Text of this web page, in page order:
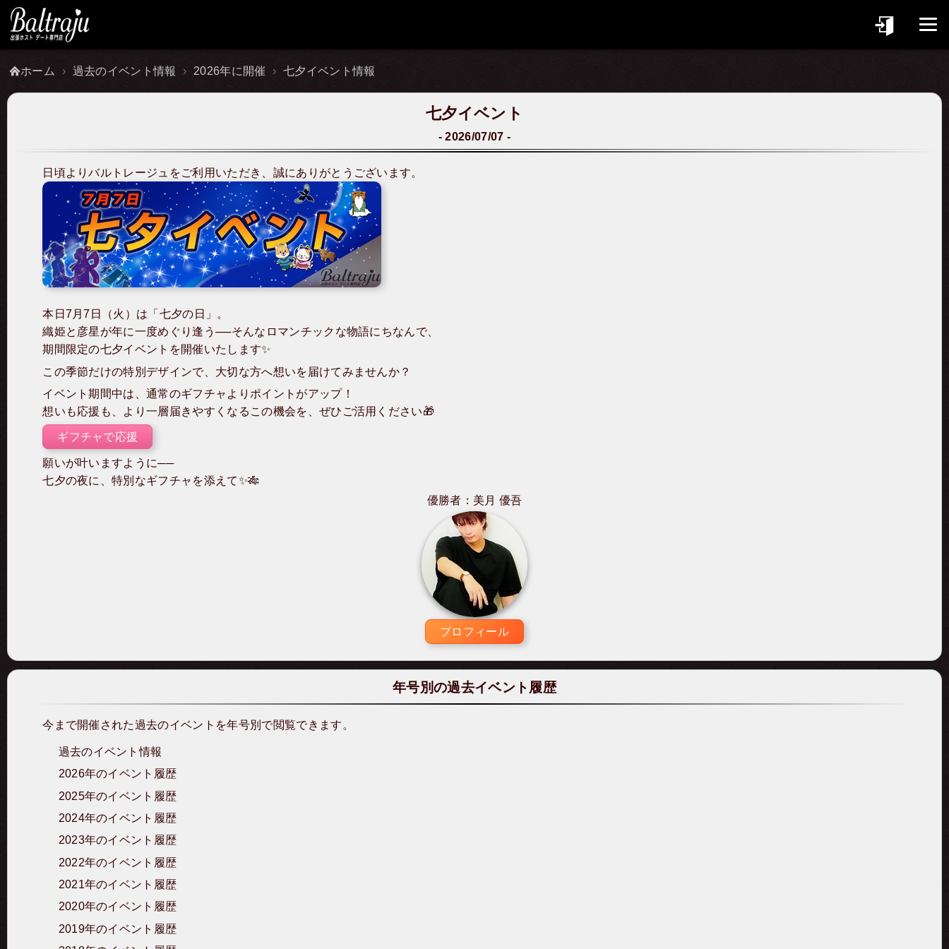
ホーム 過去のイベント情報 2026年に開催 七夕イベント情報
七夕イベント
2026/07/07
日頃よりバルトレージュをご利用いただき、誠にありがとうございます。
本日7月7日（火）は「七夕の日」。
織姫と彦星が年に一度めぐり逢う──そんなロマンチックな物語にちなんで、
期間限定の七夕イベントを開催いたします✨
この季節だけの特別デザインで、大切な方へ想いを届けてみませんか？
イベント期間中は、通常のギフチャよりポイントがアップ！
想いも応援も、より一層届きやすくなるこの機会を、ぜひご活用ください🎁
ギフチャで応援
願いが叶いますように──
七夕の夜に、特別なギフチャを添えて✨🎋
優勝者：美月 優吾
プロフィール
年号別の過去イベント履歴
今まで開催された過去のイベントを年号別で閲覧できます。
過去のイベント情報
2026年のイベント履歴
2025年のイベント履歴
2024年のイベント履歴
2023年のイベント履歴
2022年のイベント履歴
2021年のイベント履歴
2020年のイベント履歴
2019年のイベント履歴